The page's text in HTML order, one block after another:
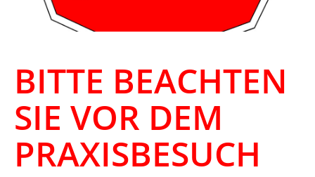
BITTE BEACHTEN
SIE VOR DEM
PRAXISBESUCH